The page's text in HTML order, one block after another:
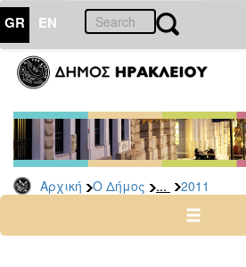
GR EN
Αρχική Ο Δήμος ... 2011
ΔΗΜΟΣ
Δελτία
Τύπου
Αρχείο
2026
2024